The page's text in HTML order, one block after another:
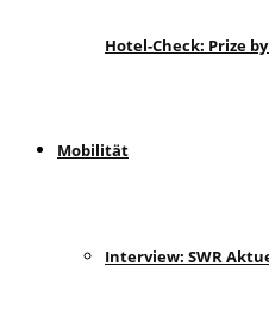
Hotel-Check: Prize
Mobilität
Interview: SWR